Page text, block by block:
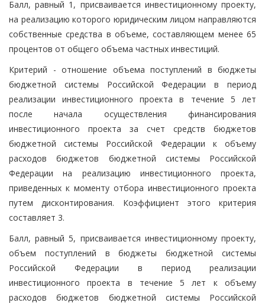
Балл, равный 1, присваивается инвестиционному проекту,
на реализацию которого юридическим лицом направляются
собственные средства в объеме, составляющем менее 65
процентов от общего объема частных инвестиций.
Критерий - отношение объема поступлений в бюджеты
бюджетной системы Российской Федерации в период
реализации инвестиционного проекта в течение 5 лет
после начала осуществления финансирования
инвестиционного проекта за счет средств бюджетов
бюджетной системы Российской Федерации к объему
расходов бюджетов бюджетной системы Российской
Федерации на реализацию инвестиционного проекта,
приведенных к моменту отбора инвестиционного проекта
путем дисконтирования. Коэффициент этого критерия
составляет 3.
Балл, равный 5, присваивается инвестиционному проекту,
объем поступлений в бюджеты бюджетной системы
Российской Федерации в период реализации
инвестиционного проекта в течение 5 лет к объему
расходов бюджетов бюджетной системы Российской